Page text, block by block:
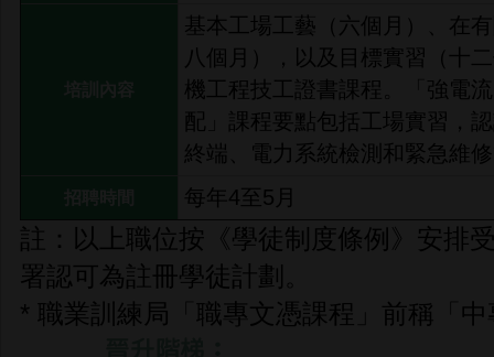
基本工場工藝（六個月）、在
八個月），以及目標實習（十
機工程技工證書課程。「強電
配」課程要點包括工場實習，
終端、電力系統檢測和緊急維
每年4至5月
註：以上職位按《學徒制度條例》安排
署認可為註冊學徒計劃。
* 職業訓練局「職專文憑課程」前稱「